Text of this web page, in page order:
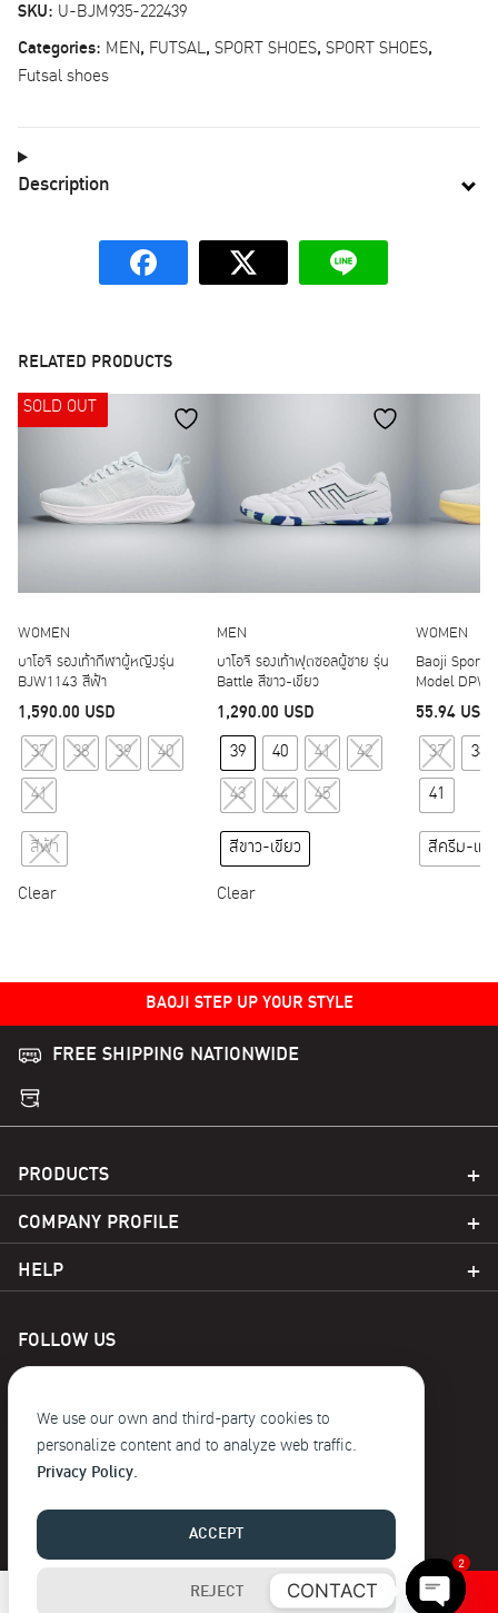
SKU: U-BJM935-222439
Categories: MEN, FUTSAL, SPORT SHOES, SPORT SHOES,
Futsal shoes
Description
RELATED PRODUCTS
SOLD OUT
WOMEN
บาโอจิ รองเท้ากีฬาผู้หญิงรุ่น
BJW1143 สีฟ้า
1,590.00 USD
This product has multiple variants. The options may
37 38 39
40
41
สีฟ้า
Clear
MEN
บาโอจิ รองเท้าฟุตซอลผู้ชาย รุ่น
Battle สีขาว-เขียว
1,290.00 USD
This product has
39 40 41
42
43
44 45
สีขาว-เขียว
Clear
WOMEN
Baoji Sport
Model
55.94 USD
37
38
41
สีครีม-เห
BAOJI STEP UP YOUR STYLE
FREE SHIPPING NATIONWIDE
PRODUCTS
COMPANY PROFILE
HELP
FOLLOW US
© 2023 Baoji. reserve the copyright
CONTACT
We use our own and third-party cookies to
personalize content and to analyze web traffic.
Privacy Policy.
ACCEPT
REJECT